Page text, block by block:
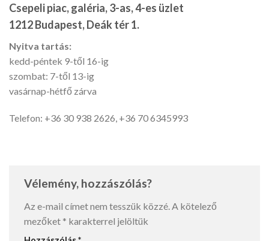
Csepeli piac, galéria, 3-as, 4-es üzlet
1212 Budapest, Deák tér 1.
Nyitva tartás:
kedd-péntek 9-től 16-ig
szombat: 7-től 13-ig
vasárnap-hétfő zárva
Telefon: +36 30 938 2626, +36 70 6345993
Vélemény, hozzászólás?
Az e-mail címet nem tesszük közzé. A kötelező
mezőket * karakterrel jelöltük